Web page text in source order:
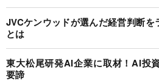
JVCケンウッドが選んだ経営判断
とは
東大松尾研発AI企業に取材！AI投
要諦